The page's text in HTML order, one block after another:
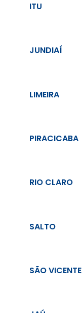
ITU
JUNDIAÍ
LIMEIRA
PIRACICABA
RIO CLARO
SALTO
SÃO VICENTE